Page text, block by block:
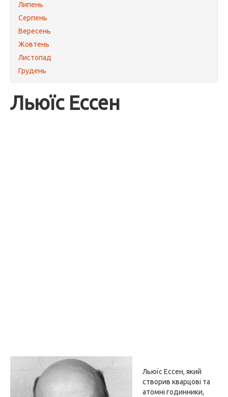
Липень
Серпень
Вересень
Жовтень
Листопад
Грудень
Льюїс Ессен
Льюїс Ессен, який
створив кварцові та
атомні годинники,